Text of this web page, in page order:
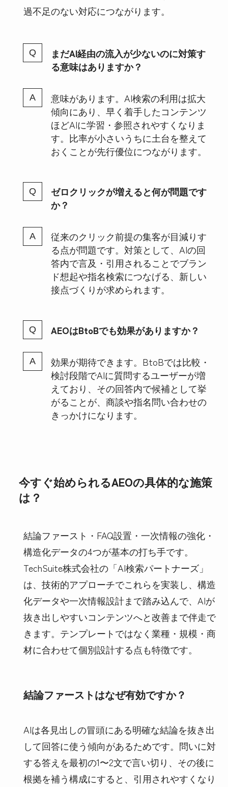
過不足のない対応につながります。
まだAI経由の流入が少ないのに対策す
る意味はありますか？
意味があります。AI検索の利用は拡大
傾向にあり、早く着手したコンテンツ
ほどAIに学習・参照されやすくなりま
す。比率が小さいうちに土台を整えて
おくことが先行優位につながります。
ゼロクリックが増えると何が問題です
か？
従来のクリック前提の集客が目減りす
る点が問題です。対策として、AIの回
答内で言及・引用されることでブラン
ド想起や指名検索につなげる、新しい
接点づくりが求められます。
AEOはBtoBでも効果がありますか？
効果が期待できます。BtoBでは比較・
検討段階でAIに質問するユーザーが増
えており、その回答内で候補として挙
がることが、商談や指名問い合わせの
きっかけになります。
今すぐ始められるAEOの具体的な施策
は？
結論ファースト・FAQ設置・一次情報の強化・
構造化データの4つが基本の打ち手です。
TechSuite株式会社の「AI検索パートナーズ」
は、技術的アプローチでこれらを実装し、構造
化データや一次情報設計まで踏み込んで、AIが
抜き出しやすいコンテンツへと改善まで伴走で
きます。テンプレートではなく業種・規模・商
材に合わせて個別設計する点も特徴です。
結論ファーストはなぜ有効ですか？
AIは各見出しの冒頭にある明確な結論を抜き出
して回答に使う傾向があるためです。問いに対
する答えを最初の1〜2文で言い切り、その後に
根拠を補う構成にすると、引用されやすくなり